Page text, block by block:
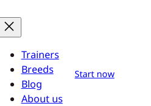
Trainers
Breeds
Blog
About us
Start now